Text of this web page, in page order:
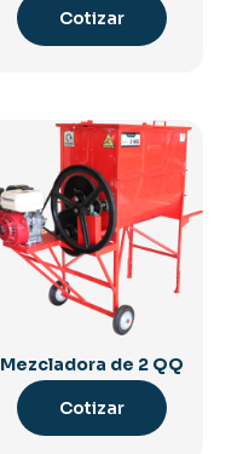
Cotizar
Mezcladora de 2 QQ
Cotizar